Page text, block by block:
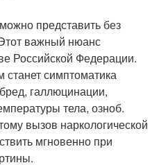
представить без
важный нюанс
Российской Федерации.
симптоматика
галлюцинации,
тела, озноб.
вызов наркологической
мгновенно при